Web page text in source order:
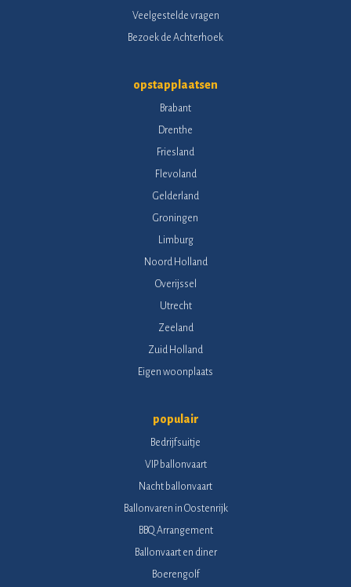
Veelgestelde vragen
Bezoek de Achterhoek
opstapplaatsen
Brabant
Drenthe
Friesland
Flevoland
Gelderland
Groningen
Limburg
Noord Holland
Overijssel
Utrecht
Zeeland
Zuid Holland
Eigen woonplaats
populair
Bedrijfsuitje
VIP ballonvaart
Nacht ballonvaart
Ballonvaren in Oostenrijk
BBQ Arrangement
Ballonvaart en diner
Boerengolf